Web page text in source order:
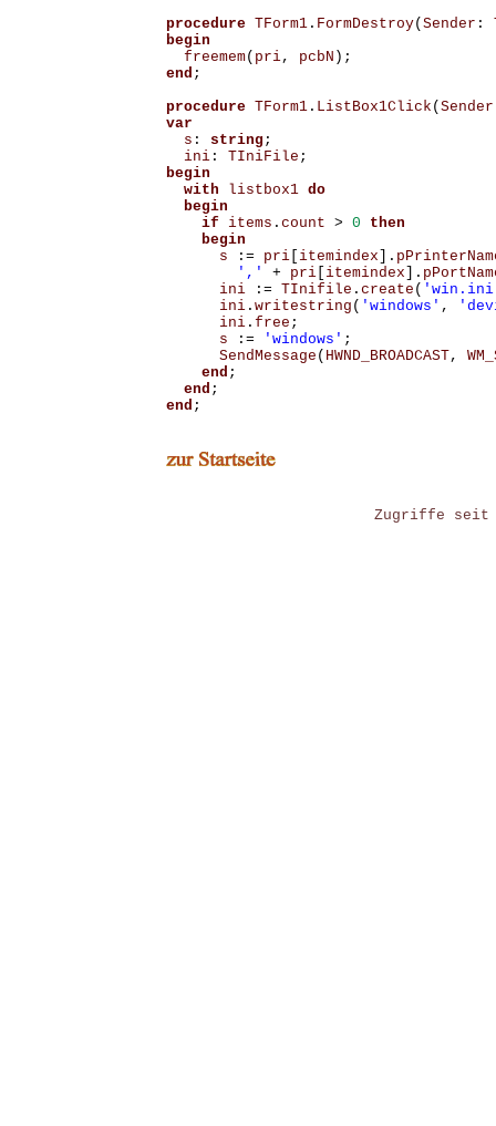
procedure TForm1. FormDestroy( Sender :
begin
freemem( pri, pcbN );
end ;
procedure TForm1. ListBox1Click ( Sender
var
s : string ;
ini: TIniFile ;
begin
with
listbox1 do
begin
if
items . count > 0
then
begin
s
:= pri[ itemindex ].
','
+ pri[ itemindex ].
ini
:= TInifile . create (
ini. writestring ( 'windows' ,
ini. free ;
s
:= 'windows' ;
SendMessage ( HWND_BROADCAST,
end ;
end ;
end ;
Zugriffe seit